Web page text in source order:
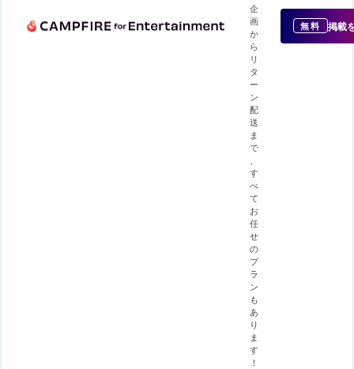
企
画
か
ら
リ
タ
ー
ン
配
送
ま
で
す
べ
て
お
任
せ
の
プ
ラ
ン
も
あ
り
ま
す
！
無料 掲載